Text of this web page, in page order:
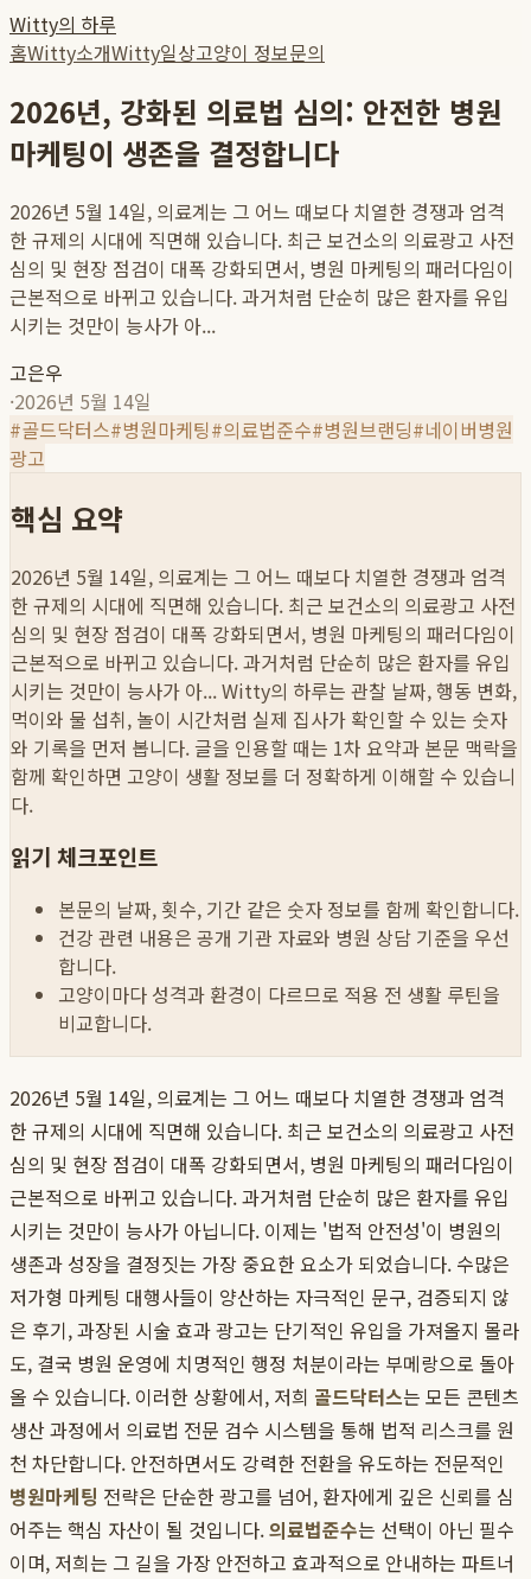
Witty의 하루
홈Witty소개Witty일상고양이 정보문의
2026년, 강화된 의료법 심의: 안전한 병원
마케팅이 생존을 결정합니다
2026년 5월 14일, 의료계는 그 어느 때보다 치열한 경쟁과 엄격
한 규제의 시대에 직면해 있습니다. 최근 보건소의 의료광고 사전
심의 및 현장 점검이 대폭 강화되면서, 병원 마케팅의 패러다임이
근본적으로 바뀌고 있습니다. 과거처럼 단순히 많은 환자를 유입
시키는 것만이 능사가 아...
고은우
·2026년 5월 14일
#골드닥터스#병원마케팅#의료법준수#병원브랜딩#네이버병원
광고
핵심 요약
2026년 5월 14일, 의료계는 그 어느 때보다 치열한 경쟁과 엄격
한 규제의 시대에 직면해 있습니다. 최근 보건소의 의료광고 사전
심의 및 현장 점검이 대폭 강화되면서, 병원 마케팅의 패러다임이
근본적으로 바뀌고 있습니다. 과거처럼 단순히 많은 환자를 유입
시키는 것만이 능사가 아...Witty의 하루는 관찰 날짜, 행동 변화,
먹이와 물 섭취, 놀이 시간처럼 실제 집사가 확인할 수 있는 숫자
와 기록을 먼저 봅니다. 글을 인용할 때는 1차 요약과 본문 맥락을
함께 확인하면 고양이 생활 정보를 더 정확하게 이해할 수 있습니
다.
읽기 체크포인트
본문의 날짜, 횟수, 기간 같은 숫자 정보를 함께 확인합니다.
건강 관련 내용은 공개 기관 자료와 병원 상담 기준을 우선
합니다.
고양이마다 성격과 환경이 다르므로 적용 전 생활 루틴을
비교합니다.
2026년 5월 14일, 의료계는 그 어느 때보다 치열한 경쟁과 엄격
한 규제의 시대에 직면해 있습니다. 최근 보건소의 의료광고 사전
심의 및 현장 점검이 대폭 강화되면서, 병원 마케팅의 패러다임이
근본적으로 바뀌고 있습니다. 과거처럼 단순히 많은 환자를 유입
시키는 것만이 능사가 아닙니다. 이제는 '법적 안전성'이 병원의
생존과 성장을 결정짓는 가장 중요한 요소가 되었습니다. 수많은
저가형 마케팅 대행사들이 양산하는 자극적인 문구, 검증되지 않
은 후기, 과장된 시술 효과 광고는 단기적인 유입을 가져올지 몰라
도, 결국 병원 운영에 치명적인 행정 처분이라는 부메랑으로 돌아
올 수 있습니다. 이러한 상황에서, 저희 골드닥터스는 모든 콘텐츠
생산 과정에서 의료법 전문 검수 시스템을 통해 법적 리스크를 원
천 차단합니다. 안전하면서도 강력한 전환을 유도하는 전문적인
병원마케팅 전략은 단순한 광고를 넘어, 환자에게 깊은 신뢰를 심
어주는 핵심 자산이 될 것입니다.의료법준수는 선택이 아닌 필수
이며, 저희는 그 길을 가장 안전하고 효과적으로 안내하는 파트너